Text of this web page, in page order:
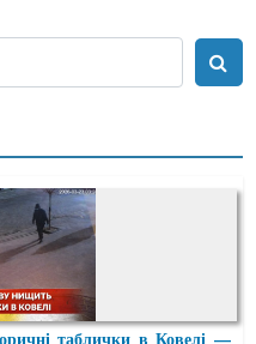
таблички в Ковелі —